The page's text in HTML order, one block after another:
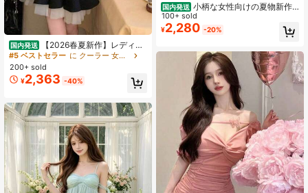
国内発送
【2026春夏新作】レディー
スノースリーブワンピース セレブ風
リトルブラックドレス 高見え バース
デーパーティー・お呼ばれに 細見え
タンクトップデザイン おしゃれ 上品
#5 ベストセラー
に クーラー 女性のドレス
200+ sold
¥2,363 -40%
国内発送 小柄な女性向けの夏物新作
ニットワンピース、エレガントなノ
ースリーブニットワンピース、個性
的なデザインのAラインショートスカ
100+ sold
¥2,280 -20%